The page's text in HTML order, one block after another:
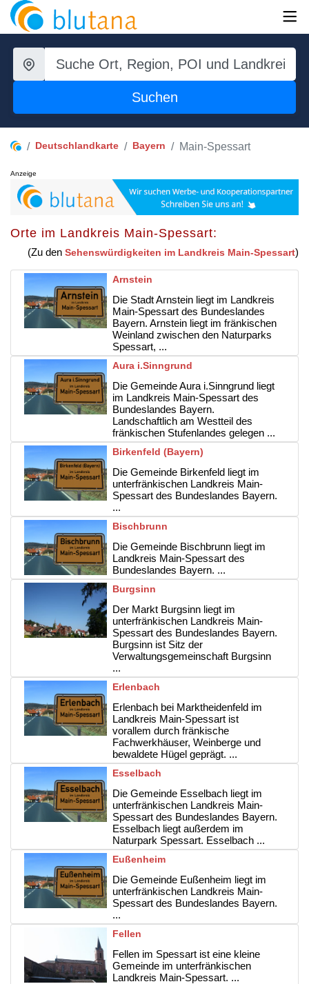
Suchen
Deutschlandkarte Bayern Main-Spessart
Anzeige
Orte im Landkreis Main-Spessart:
(Zu den Sehenswürdigkeiten im Landkreis Main-Spessart)
Arnstein
Die Stadt Arnstein liegt im Landkreis
Main-Spessart des Bundeslandes
Bayern. Arnstein liegt im fränkischen
Weinland zwischen den Naturparks
Spessart, ...
Aura i.Sinngrund
Die Gemeinde Aura i.Sinngrund liegt
im Landkreis Main-Spessart des
Bundeslandes Bayern.
Landschaftlich am Westteil des
fränkischen Stufenlandes gelegen ...
Birkenfeld (Bayern)
Die Gemeinde Birkenfeld liegt im
unterfränkischen Landkreis Main-
Spessart des Bundeslandes Bayern.
...
Bischbrunn
Die Gemeinde Bischbrunn liegt im
Landkreis Main-Spessart des
Bundeslandes Bayern. ...
Burgsinn
Der Markt Burgsinn liegt im
unterfränkischen Landkreis Main-
Spessart des Bundeslandes Bayern.
Burgsinn ist Sitz der
Verwaltungsgemeinschaft Burgsinn
...
Erlenbach
Erlenbach bei Marktheidenfeld im
Landkreis Main-Spessart ist
vorallem durch fränkische
Fachwerkhäuser, Weinberge und
bewaldete Hügel geprägt. ...
Esselbach
Die Gemeinde Esselbach liegt im
unterfränkischen Landkreis Main-
Spessart des Bundeslandes Bayern.
Esselbach liegt außerdem im
Naturpark Spessart. Esselbach ...
Eußenheim
Die Gemeinde Eußenheim liegt im
unterfränkischen Landkreis Main-
Spessart des Bundeslandes Bayern.
...
Fellen
Fellen im Spessart ist eine kleine
Gemeinde im unterfränkischen
Landkreis Main-Spessart. ...